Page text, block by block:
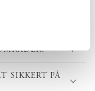
SIKKERT PÅ